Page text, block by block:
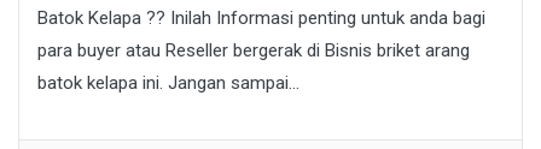
Batok Kelapa ?? Inilah Informasi penting untuk anda bagi
para buyer atau Reseller bergerak di Bisnis briket arang
batok kelapa ini. Jangan sampai...